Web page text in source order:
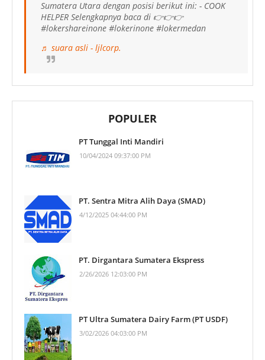
Sumatera Utara dengan posisi berikut ini: - COOK
HELPER Selengkapnya baca di 👉👉👉
#lokershareinone #lokerinone #lokermedan
♬ suara asli - ljlcorp.
POPULER
PT Tunggal Inti Mandiri
10/04/2024 09:37:00 PM
PT. Sentra Mitra Alih Daya (SMAD)
4/12/2025 04:44:00 PM
PT. Dirgantara Sumatera Ekspress
2/26/2026 12:03:00 PM
PT Ultra Sumatera Dairy Farm (PT USDF)
3/02/2026 04:03:00 PM